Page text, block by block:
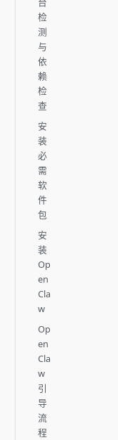
检
测
与
依
赖
检
查
安
装
必
需
软
件
包
安
装
Op
en
Cla
w
Op
en
Cla
w
引
导
流
程